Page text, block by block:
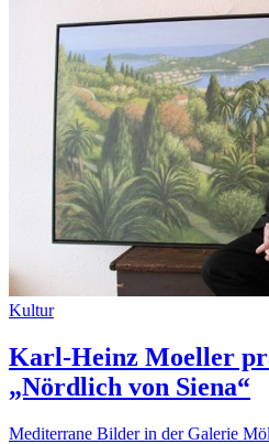
Kultur
Karl-Heinz Moeller
„Nördlich von Siena“
Mediterrane Bilder in der Galerie